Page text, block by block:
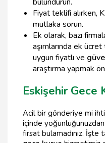
Fiyat teklifi alırken,
mutlaka sorun.
Ek olarak, bazı
aşımlarında ek
uygun fiyatlı ve
araştırma yapmak
Eskişehir Gece
Acil bir gönderiye mi
içinde
fırsat bulamadınız.